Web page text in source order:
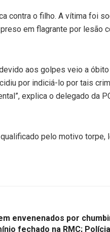
contra o filho. A vítima foi
em flagrante por lesão
aos golpes veio a
por indiciá-lo por tais
explica o delegado da
pelo motivo torpe,
envenenados por
fechado na RMC;